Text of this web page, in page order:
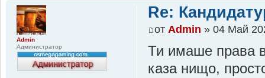
Re:
отAdmin » 04 Май
Ти имаше права
каза нищо,
Admin
Администратор